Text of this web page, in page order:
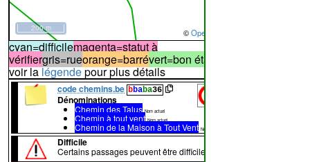
©OpenStreetMap
200 m
cyan=difficilemagenta=statut à
vérifiergris=rueorange=barrévert=bon état
voir lalégendepour plus détails
code chemins.be bbaba36
Dénominations
Chemin des Talus Nom actuel
Chemin à tout vent Nom actuel
Chemin de la Maison à Tout Vent Nom actuel
Difficile
Certains passages peuvent être difficiles